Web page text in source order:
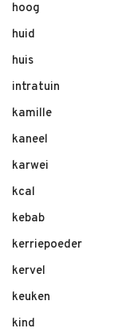
hoog
huid
huis
intratuin
kamille
kaneel
karwei
kcal
kebab
kerriepoeder
kervel
keuken
kind